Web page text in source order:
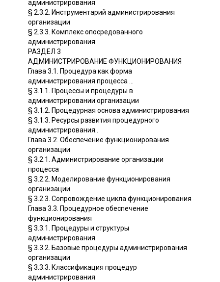
администрирования
§ 2.3.2. Инструментарий администрирования
организации
§ 2.3.3. Комплекс опосредованного
администрирования
РАЗДЕЛ 3
АДМИНИСТРИРОВАНИЕ ФУНКЦИОНИРОВАНИЯ
Глава 3.1. Процедура как форма
администрирования процесса ...
§ 3.1.1. Процессы и процедуры в
администрировании организации
§ 3.1.2. Процедурная основа администрирования
§ 3.1.3. Ресурсы развития процедурного
администрирования..
Глава 3.2. Обеспечение функционирования
организации
§ 3.2.1. Администрирование организации
процесса
§ 3.2.2. Моделирование функционирования
организации
§ 3.2.3. Сопровождение цикла функционирования
Глава 3.3. Процедурное обеспечение
функционирования
§ 3.3.1. Процедуры и структуры
администрирования
§ 3.3.2. Базовые процедуры администрирования
организации
§ 3.3.3. Классификация процедур
администрирования